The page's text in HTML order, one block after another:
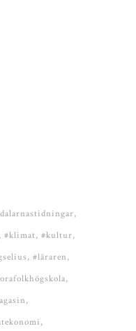
#klimat #kultur
#läraren